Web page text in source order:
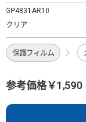
GP4831AR10
クリア
保護フィルム
参考価格￥1,590